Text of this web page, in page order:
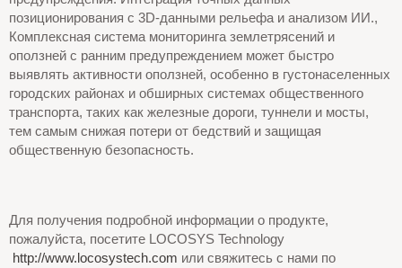
позиционирования с 3D-данными рельефа и анализом ИИ.,
Комплексная система мониторинга землетрясений и
оползней с ранним предупреждением может быстро
выявлять активности оползней, особенно в густонаселенных
городских районах и обширных системах общественного
транспорта, таких как железные дороги, туннели и мосты,
тем самым снижая потери от бедствий и защищая
общественную безопасность.
Для получения подробной информации о продукте,
пожалуйста, посетите LOCOSYS Technology
http://www.locosystech.com или свяжитесь с нами по